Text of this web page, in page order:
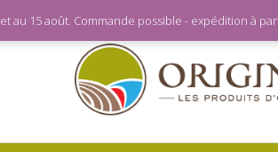
au 15 août. Commande possible - expédition à